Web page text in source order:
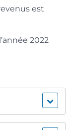
est
2022